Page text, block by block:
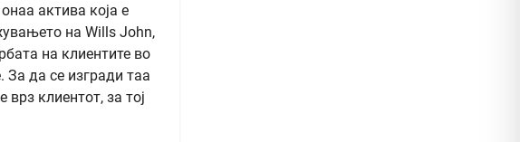
актива која е
на Wills John,
на клиентите во
За да се изгради таа
клиентот, за тој